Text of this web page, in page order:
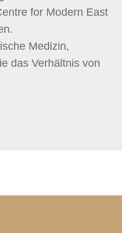
for Modern East
Medizin,
das Verhältnis von